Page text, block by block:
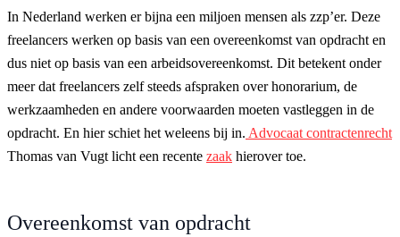
In Nederland werken er bijna een miljoen mensen als zzp’er. Deze
freelancers werken op basis van een overeenkomst van opdracht en
dus niet op basis van een arbeidsovereenkomst. Dit betekent onder
meer dat freelancers zelf steeds afspraken over honorarium, de
werkzaamheden en andere voorwaarden moeten vastleggen in de
opdracht. En hier schiet het weleens bij in. Advocaat contractenrecht
Thomas van Vugt licht een recente zaak hierover toe.
Overeenkomst van opdracht